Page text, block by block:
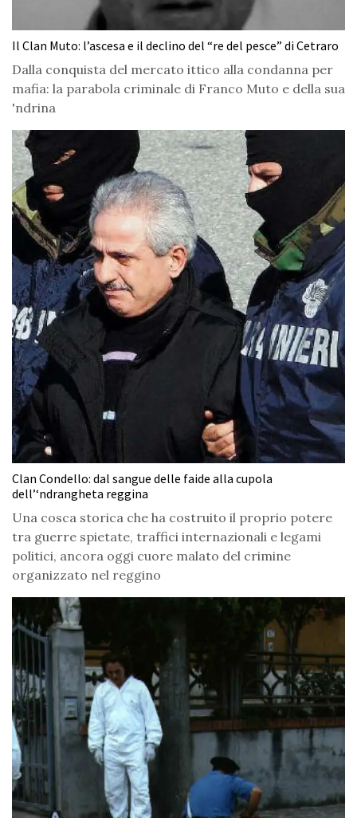
Il Clan Muto: l’ascesa e il declino del “re del pesce” di Cetraro
Dalla conquista del mercato ittico alla condanna per
mafia: la parabola criminale di Franco Muto e della sua
'ndrina
Clan Condello: dal sangue delle faide alla cupola
dell’‘ndrangheta reggina
Una cosca storica che ha costruito il proprio potere
tra guerre spietate, traffici internazionali e legami
politici, ancora oggi cuore malato del crimine
organizzato nel reggino